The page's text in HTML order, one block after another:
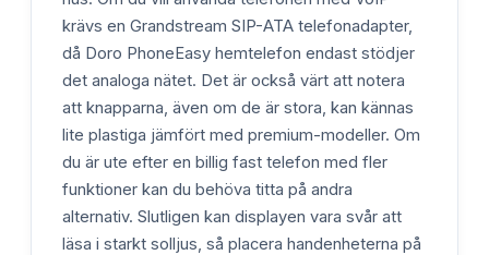
krävs en Grandstream SIP-ATA telefonadapter,
då Doro PhoneEasy hemtelefon endast stödjer
det analoga nätet. Det är också värt att notera
att knapparna, även om de är stora, kan kännas
lite plastiga jämfört med premium-modeller. Om
du är ute efter en billig fast telefon med fler
funktioner kan du behöva titta på andra
alternativ. Slutligen kan displayen vara svår att
läsa i starkt solljus, så placera handenheterna på